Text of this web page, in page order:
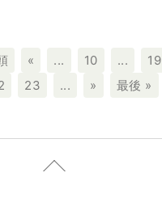
« ... 10 ... 19
23 ... » 最後 »